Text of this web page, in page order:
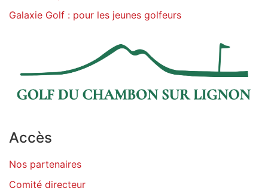
Galaxie Golf : pour les jeunes golfeurs
Accès
Nos partenaires
Comité directeur